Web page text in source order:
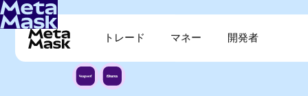
トレード マネー 開発者